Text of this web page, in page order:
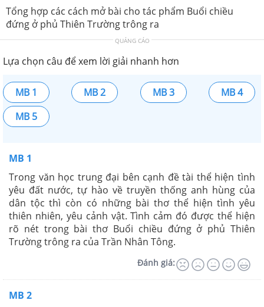
Tổng hợp các cách mở bài cho tác phẩm Buổi chiều
đứng ở phủ Thiên Trường trông ra
QUẢNG CÁO
Lựa chọn câu để xem lời giải nhanh hơn
MB 1 MB 2 MB 3
MB 4
MB 5
MB 1
Trong văn học trung đại bên cạnh đề tài thể hiện tình
yêu đất nước, tự hào về truyền thống anh hùng của
dân tộc thì còn có những bài thơ thể hiện tình yêu
thiên nhiên, yêu cảnh vật. Tình cảm đó được thể hiện
rõ nét trong bài thơ Buổi chiều đứng ở phủ Thiên
Trường trông ra của Trần Nhân Tông.
Đánh giá:
MB 2